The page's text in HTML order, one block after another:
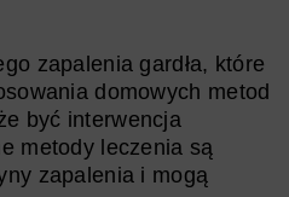
zapalenia gardła, które
domowych metod
być interwencja
metody leczenia są
zapalenia i mogą